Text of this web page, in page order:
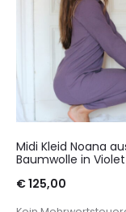
Midi Kleid Noana
Baumwolle in
€125,00